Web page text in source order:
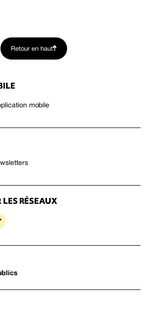
Retour en haut
mobile
RÉSEAUX